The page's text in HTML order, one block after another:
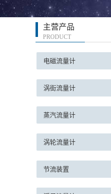
主营产品
PRODUCT
电磁流量计
涡街流量计
蒸汽流量计
涡轮流量计
节流装置